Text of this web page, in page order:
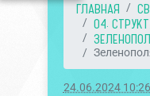
ГЛАВНАЯ
04.
24.06.2024 10:26